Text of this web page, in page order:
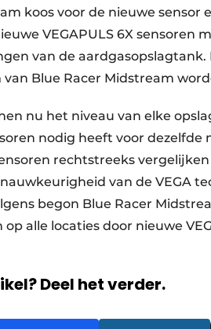
koos voor de nieuwe
VEGAPULS 6X sensoren
van de
Blue Racer Midstream
nu het niveau van elke
nodig heeft voor
rechtstreeks
van de VEGA
begon Blue Racer
alle locaties door nieuwe
Deel het verder.